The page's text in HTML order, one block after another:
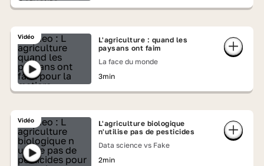
Vidéo
L'agriculture : quand les
paysans ont faim
La face du monde
3min
Vidéo
L'agriculture biologique
n'utilise pas de pesticides
Data science vs Fake
2min